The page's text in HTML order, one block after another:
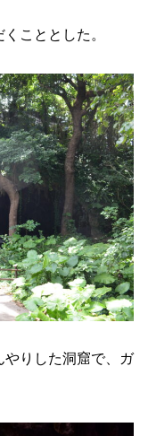
こととした。
やりした洞窟で、ガ